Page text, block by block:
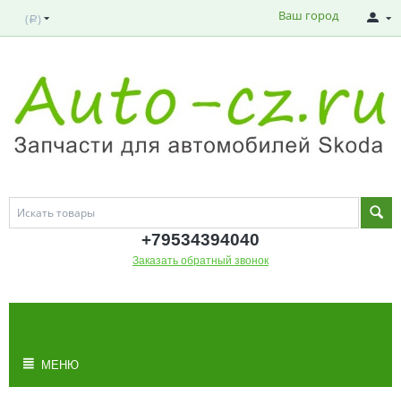
( Р ) Ваш город
+79534394040
Заказать обратный звонок
МЕНЮ